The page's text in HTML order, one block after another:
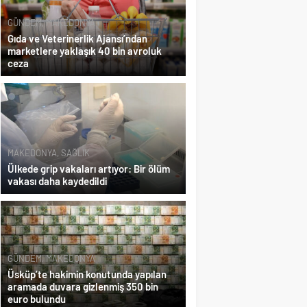
GÜNDEM,MAKEDONYA
Gıda ve Veterinerlik Ajansı’ndan
marketlere yaklaşık 40 bin avroluk
ceza
MAKEDONYA, SAĞLIK
Ülkede grip vakaları artıyor: Bir ölüm
vakası daha kaydedildi
GÜNDEM,MAKEDONYA
Üsküp’te hakimin konutunda yapılan
aramada duvara gizlenmiş 350 bin
euro bulundu